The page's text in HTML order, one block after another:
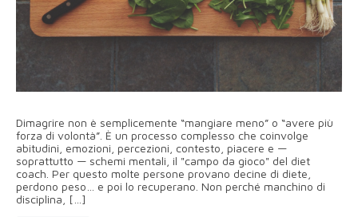
Dimagrire non è semplicemente “mangiare meno” o “avere più
forza di volontà”. È un processo complesso che coinvolge
abitudini, emozioni, percezioni, contesto, piacere e —
soprattutto — schemi mentali, il "campo da gioco" del diet
coach. Per questo molte persone provano decine di diete,
perdono peso… e poi lo recuperano. Non perché manchino di
disciplina, […]